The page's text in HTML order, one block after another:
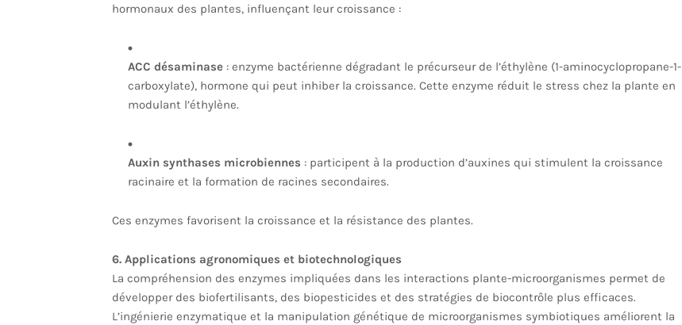
hormonaux des plantes, influençant leur croissance :
ACC désaminase: enzyme bactérienne dégradant le précurseur de l’éthylène (1-aminocyclopropane-1-
carboxylate), hormone qui peut inhiber la croissance. Cette enzyme réduit le stress chez la plante en
modulant l’éthylène.
Auxin synthases microbiennes : participent à la production d’auxines qui stimulent la croissance
racinaire et la formation de racines secondaires.
Ces enzymes favorisent la croissance et la résistance des plantes.
6. Applications agronomiques et biotechnologiques
La compréhension des enzymes impliquées dans les interactions plante-microorganismes permet de
développer des biofertilisants, des biopesticides et des stratégies de biocontrôle plus efficaces.
L’ingénierie enzymatique et la manipulation génétique de microorganismes symbiotiques améliorent la